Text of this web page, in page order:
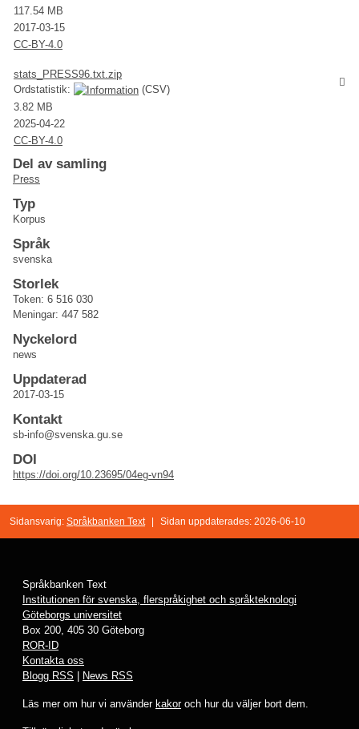
117.54 MB
2017-03-15
CC-BY-4.0
stats_PRESS96.txt.zip
Ordstatistik:
(CSV)
3.82 MB
2025-04-22
CC-BY-4.0
Del av samling
Press
Typ
Korpus
Språk
svenska
Storlek
Token: 6 516 030
Meningar: 447 582
Nyckelord
news
Uppdaterad
2017-03-15
Kontakt
sb-info@svenska.gu.se
DOI
https://doi.org/10.23695/04eg-vn94
Sidansvarig: Språkbanken Text Sidan uppdaterades: 2026-06-10
Språkbanken Text
Institutionen för svenska, flerspråkighet och språkteknologi
Göteborgs universitet
Box 200, 405 30 Göteborg
ROR-ID
Kontakta oss
Blogg RSS
News RSS
Läs mer om hur vi använder kakoroch hur du väljer bort dem.